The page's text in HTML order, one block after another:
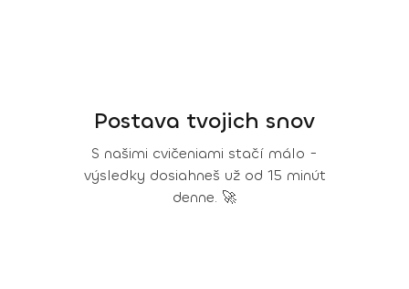
Postava tvojich snov
S našimi cvičeniami stačí málo -
výsledky dosiahneš už od 15 minút
denne. 🚀